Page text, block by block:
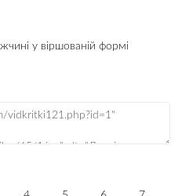
у віршованій формі